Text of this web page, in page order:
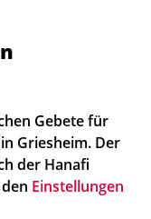
Gebete für
Griesheim. Der
der Hanafi
Einstellungen
21:05 23:23
21:03 23:20